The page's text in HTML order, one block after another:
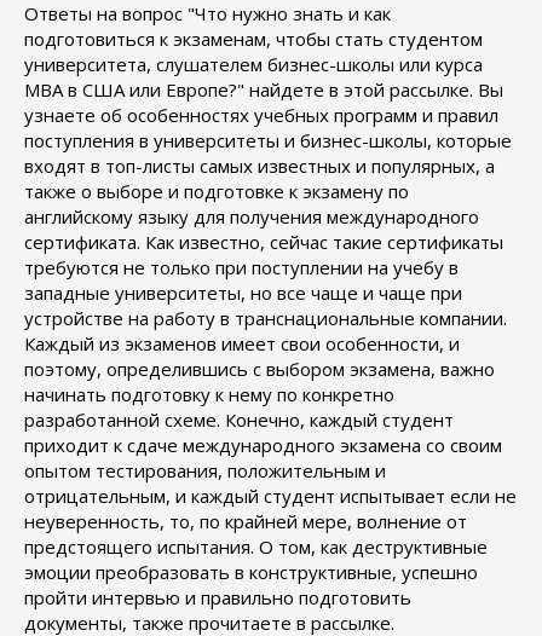
Ответы на вопрос "Что нужно знать и как
подготовиться к экзаменам, чтобы стать студентом
университета, слушателем бизнес-школы или курса
MBA в США или Европе?" найдете в этой рассылке. Вы
узнаете об особенностях учебных программ и правил
поступления в университеты и бизнес-школы, которые
входят в топ-листы самых известных и популярных, а
также о выборе и подготовке к экзамену по
английскому языку для получения международного
сертификата. Как известно, сейчас такие сертификаты
требуются не только при поступлении на учебу в
западные университеты, но все чаще и чаще при
устройстве на работу в транснациональные компании.
Каждый из экзаменов имеет свои особенности, и
поэтому, определившись с выбором экзамена, важно
начинать подготовку к нему по конкретно
разработанной схеме. Конечно, каждый студент
приходит к сдаче международного экзамена со своим
опытом тестирования, положительным и
отрицательным, и каждый студент испытывает если не
неуверенность, то, по крайней мере, волнение от
предстоящего испытания. О том, как деструктивные
эмоции преобразовать в конструктивные, успешно
пройти интервью и правильно подготовить
документы, также прочитаете в рассылке.